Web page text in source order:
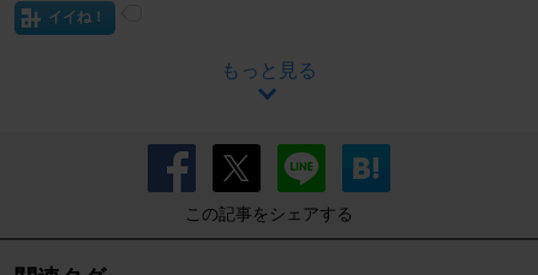
イイね！
もっと見る
この記事をシェアする